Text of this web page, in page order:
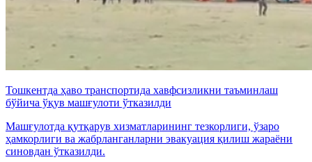
Тошкентда ҳаво транспортида хавфсизликни таъминлаш
бўйича ўқув машғулоти ўтказилди
Машғулотда қутқарув хизматларининг тезкорлиги, ўзаро
ҳамкорлиги ва жабрланганларни эвакуация қилиш жараёни
синовдан ўтказилди.